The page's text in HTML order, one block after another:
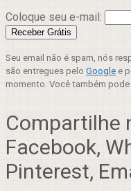
Coloque seu e-mail:
Seu email não é spam, nós
são entregues pelo Google e
momento. Você também pode
Compartilhe
Facebook,
Pinterest,